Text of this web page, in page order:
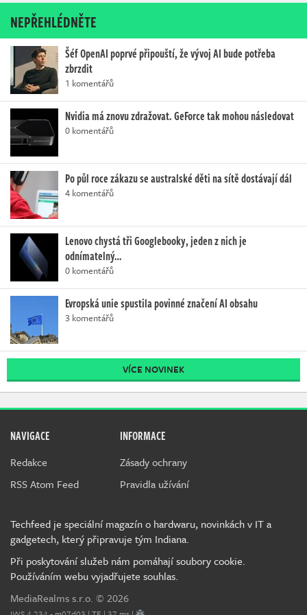
NEPŘEHLÉDNĚTE
Šéf OpenAI poprvé připouští, že vývoj AI bude potřeba
zbrzdit
1 komentářů
Nvidia má znovu zdražovat. GeForce tak mohou následovat
0 komentářů
Po půl roce zákazu se australské děti na sítě dostávají dál
4 komentářů
Lenovo chystá tři Googlebooky, jeden z nich je
odnímatelný…
0 komentářů
Evropská unie spustila povinné značení AI obsahu
3 komentářů
VÍCE NOVINEK
NAVIGACE
Redakce
RSS Atom Feed
INFORMACE
Zásady ochrany
Pravidla užívání
Techfeed je speciální magazín o hardwaru, novinkách v IT a
gadgetech, který připravuje tým Indiana.
Při poskytování služeb nám pomáhají soubory cookie.
Používáním webu vyjadřujete souhlas.
MediaRealms s.r.o. © 2026